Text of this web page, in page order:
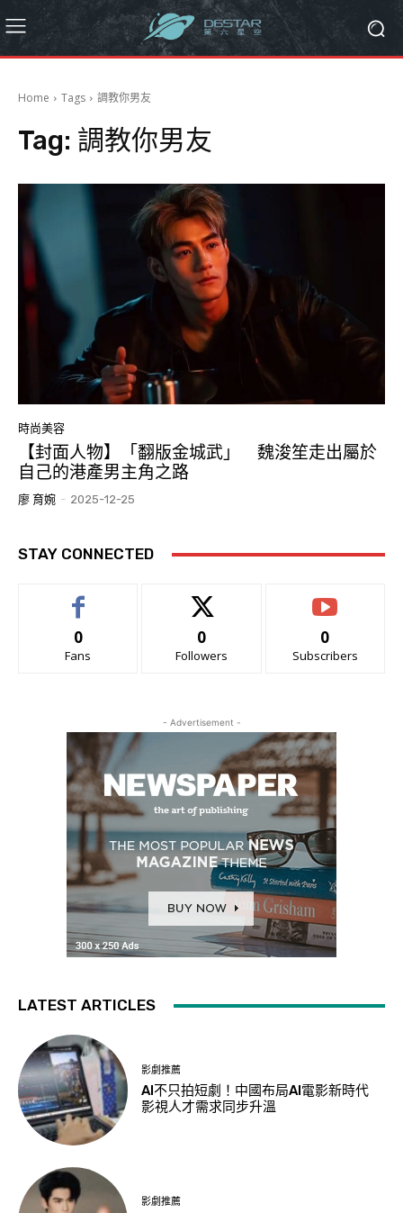
Home Tags 調教你男友
Tag: 調教你男友
時尚美容
【封面人物】「翻版金城武」 魏浚笙走出屬於
自己的港產男主角之路
廖 育婉 - 2025-12-25
STAY CONNECTED
0
Fans
0
Followers
0
Subscribers
- Advertisement -
LATEST ARTICLES
影劇推薦
AI不只拍短劇！中國布局AI電影新時代
影視人才需求同步升溫
影劇推薦